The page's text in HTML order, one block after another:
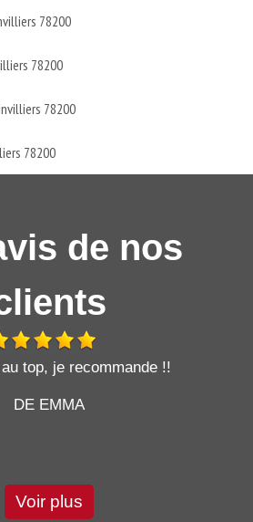
78200
78200
78200
78200
de nos
top, je recommande !!
DE EMMA
Voir plus